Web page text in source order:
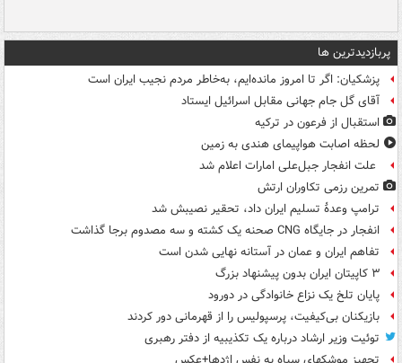
پربازدیدترین ها
پزشکیان: اگر تا امروز مانده‌ایم، به‌خاطر مردم نجیب ایران است
آقای گل جام جهانی مقابل اسرائیل ایستاد
استقبال از فرعون در ترکیه
لحظه اصابت هواپیمای هندی به زمین
علت انفجار جبل‌علی امارات اعلام شد
تمرین رزمی تکاوران ارتش
ترامپ وعدۀ تسلیم ایران داد، تحقیر نصیبش شد
انفجار در جایگاه CNG صحنه یک کشته و سه مصدوم برجا گذاشت
تفاهم ایران و عمان در آستانه نهایی شدن است
۳ کاپیتان ایران بدون پیشنهاد بزرگ
پایان تلخ یک نزاع خانوادگی در دورود
بازیکنان بی‌کیفیت، پرسپولیس را از قهرمانی دور کردند
توئیت وزیر ارشاد درباره یک تکذیبیه از دفتر رهبری